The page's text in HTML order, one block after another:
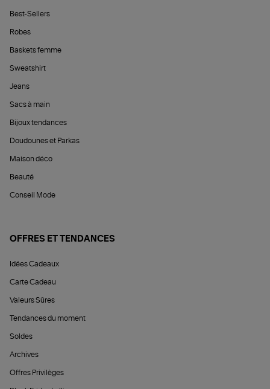
Best-Sellers
Robes
Baskets femme
Sweatshirt
Jeans
Sacs à main
Bijoux tendances
Doudounes et Parkas
Maison déco
Beauté
Conseil Mode
OFFRES ET TENDANCES
Idées Cadeaux
Carte Cadeau
Valeurs Sûres
Tendances du moment
Soldes
Archives
Offres Privilèges